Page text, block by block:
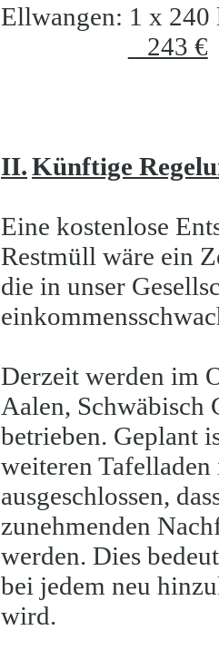
Ellwangen: 1 x
243 €
II.Künftige
Eine kostenlose
Restmüll wäre ein
die in unser
Derzeit werden im
Aalen, Schwäbisch
betrieben. Geplant
weiteren
ausgeschlossen,
zunehmenden
werden. Dies
bei jedem neu
wird.